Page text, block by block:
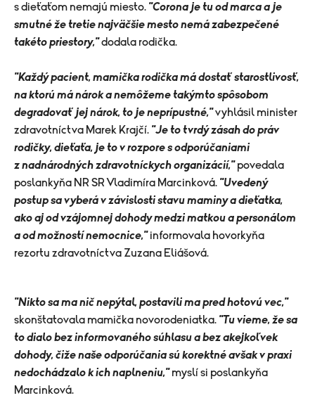
s dieťaťom nemajú miesto. "Corona je tu od marca a je
smutné že tretie najväčšie mesto nemá zabezpečené
takéto priestory,"dodala rodička.
"Každý pacient, mamička rodička má dostať starostlivosť,
na ktorú má nárok a nemôžeme takýmto spôsobom
degradovať jej nárok, to je neprípustné,"vyhlásil minister
zdravotníctva Marek Krajčí. "Je to tvrdý zásah do práv
rodičky, dieťaťa, je to v rozpore s odporúčaniami
z nadnárodných zdravotníckych organizácií,"povedala
poslankyňa NR SR Vladimíra Marcinková. "Uvedený
postup sa vyberá v závislosti stavu maminy a dieťatka,
ako aj od vzájomnej dohody medzi matkou a personálom
a od možností nemocnice,"informovala hovorkyňa
rezortu zdravotníctva Zuzana Eliášová.
"Nikto sa ma nič nepýtal, postavili ma pred hotovú vec,"
skonštatovala mamička novorodeniatka. "Tu vieme, že sa
to dialo bez informovaného súhlasu a bez akejkoľvek
dohody, čiže naše odporúčania sú korektné avšak v praxi
nedochádzalo k ich naplneniu,"myslí si poslankyňa
Marcinková.